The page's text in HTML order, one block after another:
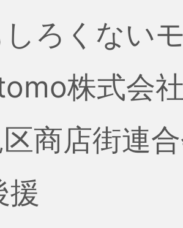
しろくない
株式会
商店街連
援